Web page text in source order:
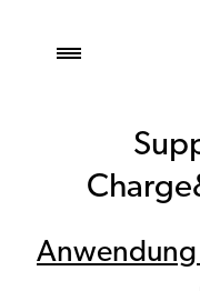
Anwendung